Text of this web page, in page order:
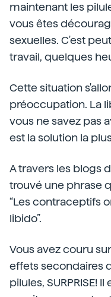
maintenant les
vous êtes
sexuelles. C'est
travail, quelques
Cette situation
préoccupation. La
vous ne savez pas
est la solution la
A travers les blogs
trouvé une phrase
“Les contraceptifs
libido”.
Vous avez couru
effets secondaires
pilules, SURPRISE!